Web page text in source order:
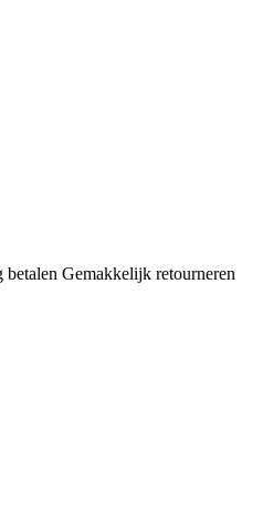
betalen Gemakkelijk retourneren